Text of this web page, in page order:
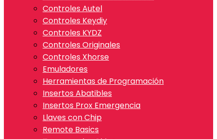
Controles Autel
Controles Keydiy
Controles KYDZ
Controles Originales
Controles Xhorse
Emuladores
Herramientas de Programación
Insertos Abatibles
Insertos Prox Emergencia
Llaves con Chip
Remote Basics